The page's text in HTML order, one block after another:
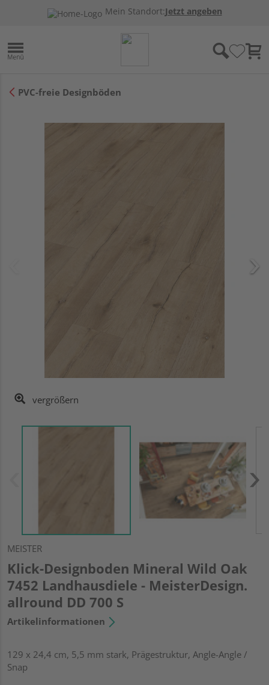
Mein Standort:Jetzt angeben
PVC-freie Designböden
vergrößern
MEISTER
Klick-Designboden Mineral Wild Oak
7452 Landhausdiele - MeisterDesign.
allround DD 700 S
Artikelinformationen
129 x 24,4 cm, 5,5 mm stark, Prägestruktur, Angle-Angle /
Snap